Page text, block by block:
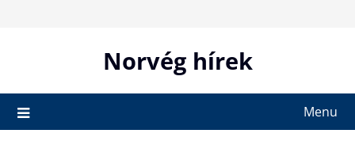
Norvég hírek
Menu